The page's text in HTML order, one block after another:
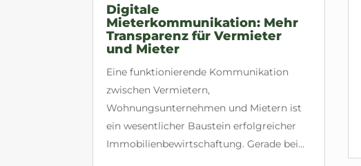
Digitale
Mieterkommunikation: Mehr
Transparenz für Vermieter
und Mieter
Eine funktionierende Kommunikation
zwischen Vermietern,
Wohnungsunternehmen und Mietern ist
ein wesentlicher Baustein erfolgreicher
Immobilienbewirtschaftung. Gerade bei...